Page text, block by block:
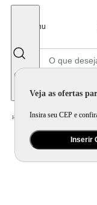
Menu
Veja as ofertas
Insira seu CEP e
Inserir
Home Eletrodomésticos / Cervejeira e